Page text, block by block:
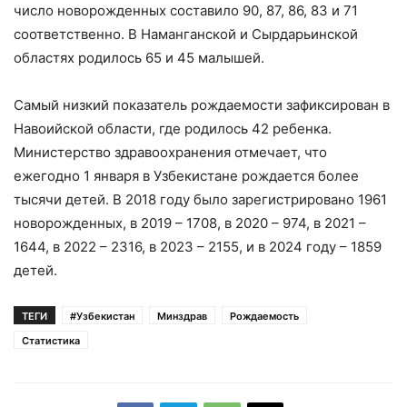
число новорожденных составило 90, 87, 86, 83 и 71
соответственно. В Наманганской и Сырдарьинской
областях родилось 65 и 45 малышей.
Самый низкий показатель рождаемости зафиксирован в
Навоийской области, где родилось 42 ребенка.
Министерство здравоохранения отмечает, что
ежегодно 1 января в Узбекистане рождается более
тысячи детей. В 2018 году было зарегистрировано 1961
новорожденных, в 2019 – 1708, в 2020 – 974, в 2021 –
1644, в 2022 – 2316, в 2023 – 2155, и в 2024 году – 1859
детей.
ТЕГИ #Узбекистан Минздрав
Рождаемость
Статистика